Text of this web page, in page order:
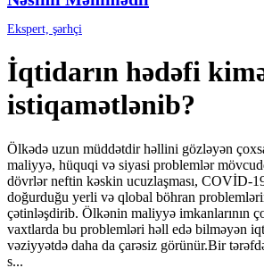
Ekspert, şərhçi
İqtidarın hədəfi
istiqamətlənib?
Ölkədə uzun müddətdir həllini gözləyən
maliyyə, hüquqi və siyasi problemlər
dövrlər neftin kəskin ucuzlaşması, COVİD-19
doğurduğu yerli və qlobal böhran
çətinləşdirib. Ölkənin maliyyə imkanlarının
vaxtlarda bu problemləri həll edə bilməyən
vəziyyətdə daha da çarəsiz görünür.Bir
s...